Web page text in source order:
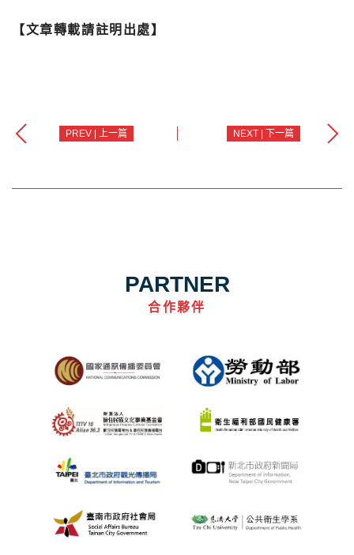
【文章轉載請註明出處】
PREV | 上一篇 NEXT | 下一篇
PARTNER
合作夥伴